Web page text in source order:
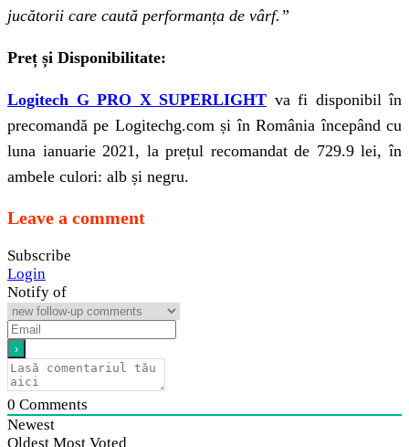
jucătorii care caută performanța de vârf.”
Preț și Disponibilitate:
Logitech G PRO X SUPERLIGHT va fi disponibil în
precomandă pe Logitechg.com și în România începând cu
luna ianuarie 2021, la prețul recomandat de 729.9 lei, în
ambele culori: alb și negru.
Leave a comment
Subscribe
Login
Notify of
0 Comments
Newest
Oldest Most Voted